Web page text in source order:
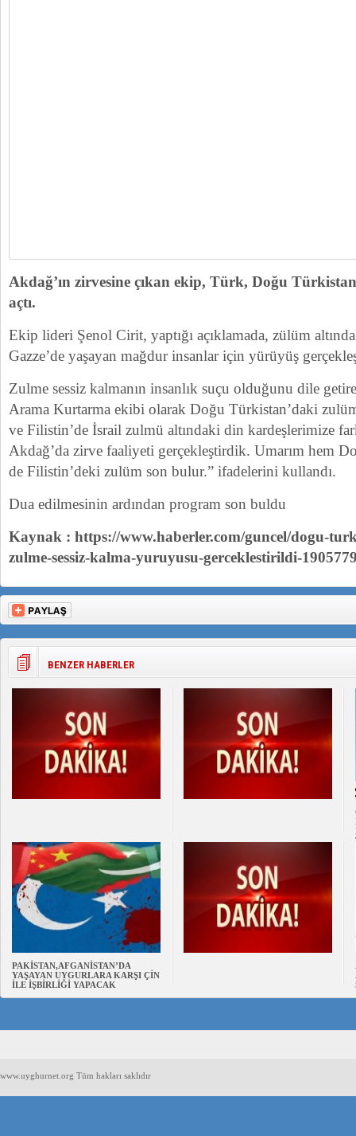
Akdağ’ın zirvesine çıkan ekip, Türk, Doğu
açtı.
Ekip lideri Şenol Cirit, yaptığı açıklamada, zülüm
Gazze’de yaşayan mağdur insanlar için yürüyüş
Zulme sessiz kalmanın insanlık suçu olduğunu dile
Arama Kurtarma ekibi olarak Doğu Türkistan’daki
ve Filistin’de İsrail zulmü altındaki din kardeşlerimize
Akdağ’da zirve faaliyeti gerçekleştirdik. Umarım hem
de Filistin’deki zulüm son bulur.” ifadelerini kullandı.
Dua edilmesinin ardından program son buldu
Kaynak : https://www.haberler.com/guncel/dogu-
zulme-sessiz-kalma-yuruyusu-gerceklestirildi-
BENZER HABERLER
PAKİSTAN,AFGANİSTAN’DA
YAŞAYAN UYGURLARA KARŞI ÇİN
İLE İŞBİRLİĞİ YAPACAK
www.uyghurnet.org Tüm hakları saklıdır